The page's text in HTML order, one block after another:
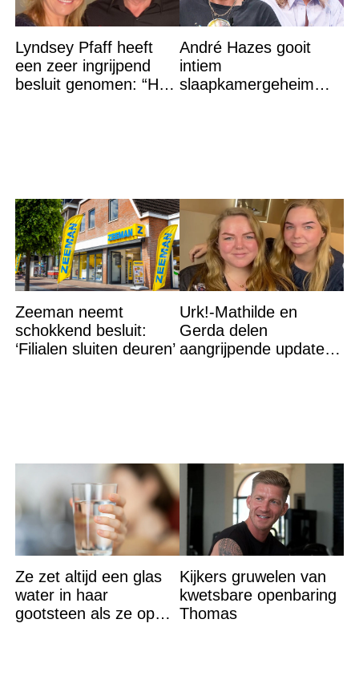
Lyndsey Pfaff heeft
een zeer ingrijpend
besluit genomen: “Het
André Hazes gooit
intiem
slaapkamergeheim
Zeeman neemt
schokkend besluit:
‘Filialen sluiten deuren’
Urk!-Mathilde en
Gerda delen
aangrijpende update
Ze zet altijd een glas
water in haar
gootsteen als ze op
Kijkers gruwelen van
kwetsbare openbaring
Thomas